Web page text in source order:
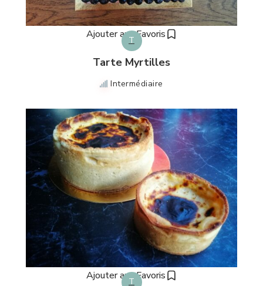
Ajouter aux Favoris
T
Tarte Myrtilles
Intermédiaire
Ajouter aux Favoris
T